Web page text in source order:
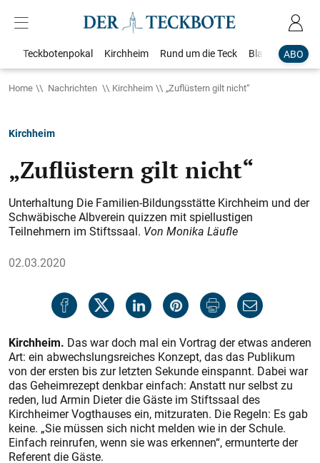
ABO
Teckbotenpokal Kirchheim Rund um die Teck Blaulicht
Home Nachrichten Kirchheim „Zuflüstern gilt nicht“
Kirchheim
„Zuflüstern gilt nicht“
Unterhaltung Die Familien-Bildungsstätte Kirchheim und der
Schwäbische Albverein quizzen mit spiellustigen
Teilnehmern im Stiftssaal. Von Monika Läufle
02.03.2020
Kirchheim. Das war doch mal ein Vortrag der etwas anderen
Art: ein abwechslungsreiches Konzept, das das Publikum
von der ersten bis zur letzten Sekunde einspannt. Dabei war
das Geheimrezept denkbar einfach: Anstatt nur selbst zu
reden, lud Armin Dieter die Gäs­te im Stiftssaal des
Kirchheimer Vogthauses ein, mitzuraten. Die Regeln: Es gab
keine. „Sie müssen sich nicht melden wie in der Schule.
Einfach reinrufen, wenn sie was erkennen“, ermunterte der
Referent die Gäste.